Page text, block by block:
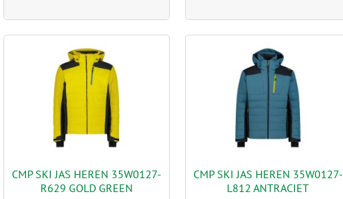
CMP SKI JAS HEREN 35W0127-
R629 GOLD GREEN
CMP SKI JAS HEREN 35W0127-
L812 ANTRACIET